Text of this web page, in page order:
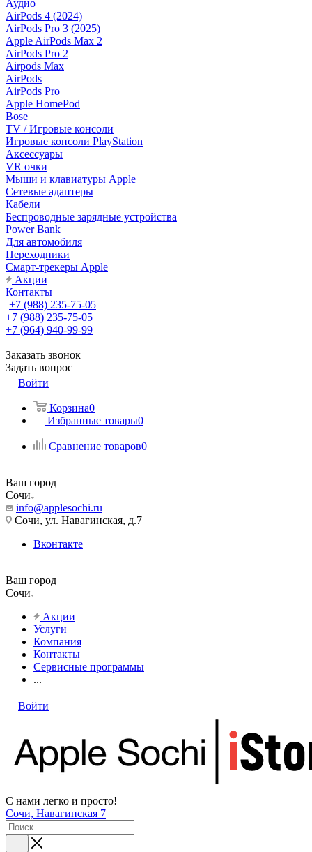
Аудио
AirPods 4 (2024)
AirPods Pro 3 (2025)
Apple AirPods Max 2
AirPods Pro 2
Airpods Max
AirPods
AirPods Pro
Apple HomePod
Bose
TV / Игровые консоли
Игровые консоли PlayStation
Аксессуары
VR очки
Мыши и клавиатуры Apple
Сетевые адаптеры
Кабели
Беспроводные зарядные устройства
Power Bank
Для автомобиля
Переходники
Смарт-трекеры Apple
Акции
Контакты
+7 (988) 235-75-05
+7 (988) 235-75-05
+7 (964) 940-99-99
Заказать звонок
Задать вопрос
Войти
Корзина0
Избранные товары0
Сравнение товаров0
Ваш город
Сочи
info@applesochi.ru
Сочи, ул. Навагинская, д.7
Вконтакте
Ваш город
Сочи
Акции
Услуги
Компания
Контакты
Сервисные программы
...
Войти
С нами легко и просто!
Сочи, Навагинская 7